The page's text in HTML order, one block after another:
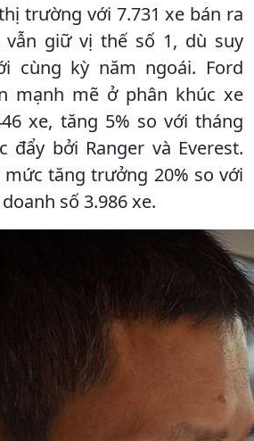
trường với 7.731 xe bán ra
vẫn giữ vị thế số 1, dù suy
cùng kỳ năm ngoái. Ford
mạnh mẽ ở phân khúc xe
xe, tăng 5% so với tháng
đẩy bởi Ranger và Everest.
tăng trưởng 20% so với
số 3.986 xe.